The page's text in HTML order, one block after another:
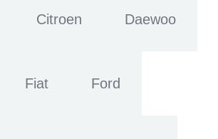
Citroen Daewoo
Fiat Ford